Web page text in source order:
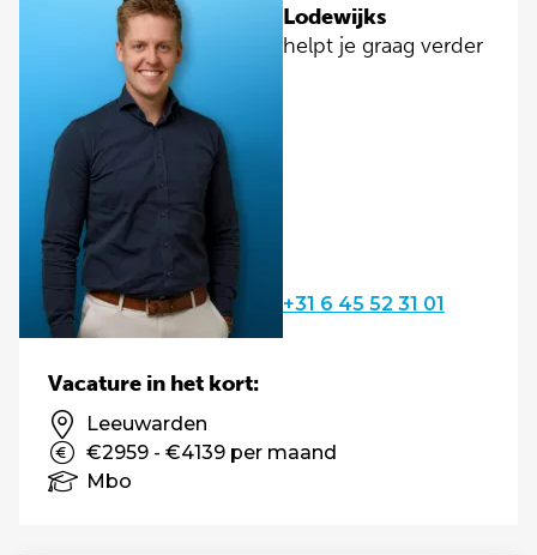
Lodewijks
helpt je graag verder
+31 6 45 52 31 01
Vacature in het kort:
Leeuwarden
€2959 - €4139 per maand
Mbo